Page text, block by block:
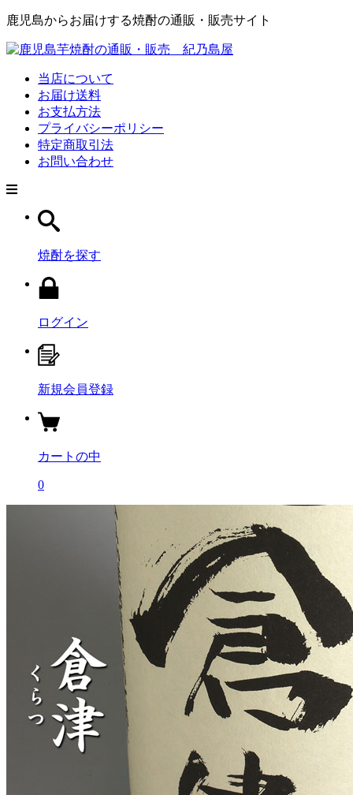
鹿児島からお届けする焼酎の通販・販売サイト
当店について
お届け送料
お支払方法
プライバシーポリシー
特定商取引法
お問い合わせ
焼酎を探す
ログイン
新規会員登録
カートの中
0